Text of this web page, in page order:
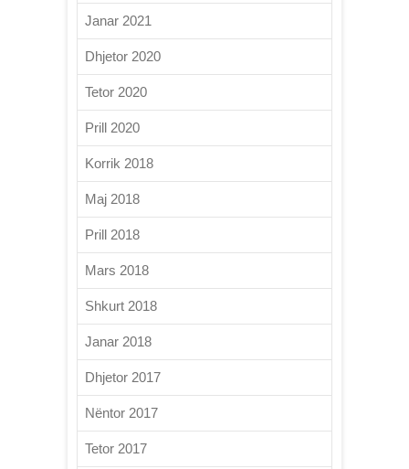
Janar 2021
Dhjetor 2020
Tetor 2020
Prill 2020
Korrik 2018
Maj 2018
Prill 2018
Mars 2018
Shkurt 2018
Janar 2018
Dhjetor 2017
Nëntor 2017
Tetor 2017